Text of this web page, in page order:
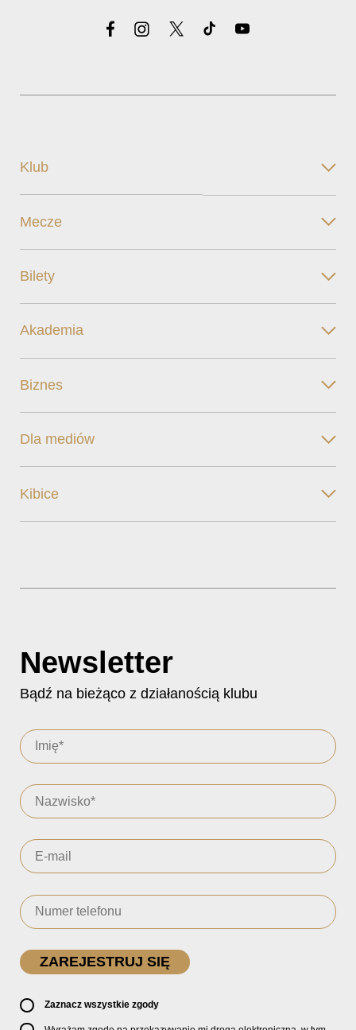
Klub
Mecze
Bilety
Akademia
Biznes
Dla mediów
Kibice
Newsletter
Bądź na bieżąco z działanością klubu
Zaznacz wszystkie zgody